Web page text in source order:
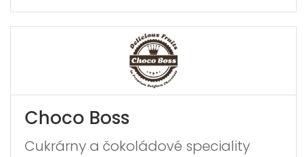
Choco Boss
Cukrárny a čokoládové speciality